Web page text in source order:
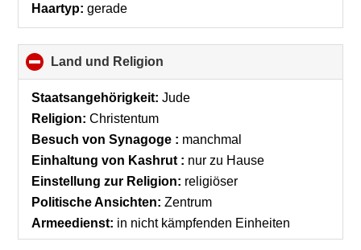
Haartyp: gerade
Land und Religion
to
collapse
Staatsangehörigkeit: Jude
Religion: Christentum
Besuch von Synagoge : manchmal
Einhaltung von Kashrut : nur zu Hause
Einstellung zur Religion: religiöser
Politische Ansichten: Zentrum
Armeedienst: in nicht kämpfenden Einheiten